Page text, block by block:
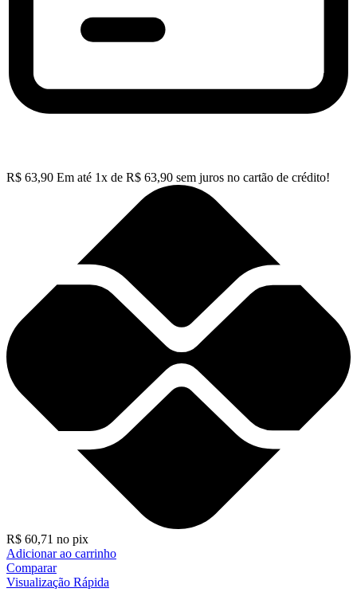
R$ 63,90 Em até 1x de R$ 63,90 sem juros no cartão de crédito!
R$ 60,71 no pix
Adicionar ao carrinho
Comparar
Visualização Rápida